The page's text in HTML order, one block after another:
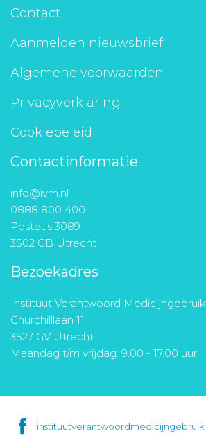
Contact
Aanmelden nieuwsbrief
Algemene voorwaarden
Privacyverklaring
Cookiebeleid
Contactinformatie
info@ivm.nl
0888 800 400
Postbus 3089
3502 GB Utrecht
Bezoekadres
Instituut Verantwoord Medicijngebruik
Churchilllaan 11
3527 GV Utrecht
Maandag t/m vrijdag: 9.00 - 17.00 uur
instituutverantwoordmedicijngebruik